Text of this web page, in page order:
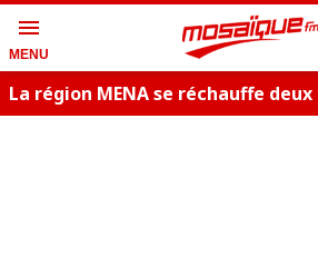
menu
MENU
La région MENA se réchauffe